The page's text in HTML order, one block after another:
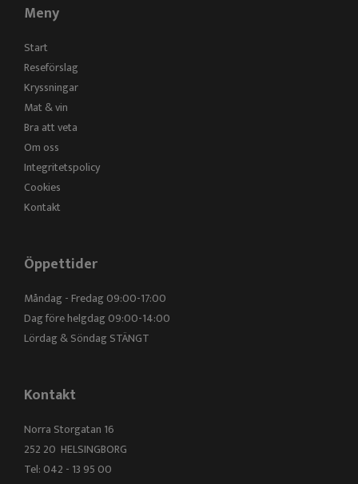
Meny
Start
Reseförslag
Kryssningar
Mat & vin
Bra att veta
Om oss
Integritetspolicy
Cookies
Kontakt
Öppettider
Måndag - Fredag 09:00-17:00
Dag före helgdag 09:00-14:00
Lördag & Söndag STÄNGT
Kontakt
Norra Storgatan 16
252 20 HELSINGBORG
Tel: 042 - 13 95 00